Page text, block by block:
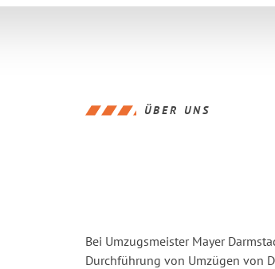
ÜBER UNS
Bei Umzugsmeister Mayer
Durchführung von Umzügen von